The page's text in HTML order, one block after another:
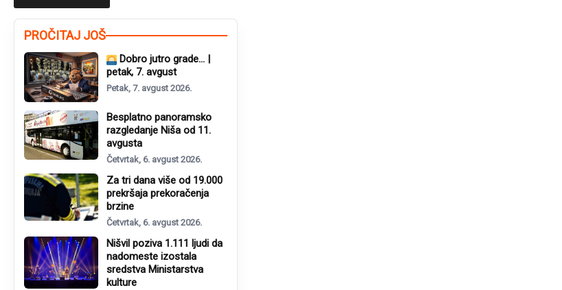
PROČITAJ JOŠ
Dobro jutro grade… |
petak, 7. avgust
Petak, 7. avgust 2026.
Besplatno panoramsko
razgledanje Niša od 11.
avgusta
Četvrtak, 6. avgust 2026.
Za tri dana više od 19.000
prekršaja prekoračenja
brzine
Četvrtak, 6. avgust 2026.
Nišvil poziva 1.111 ljudi da
nadomeste izostala
sredstva Ministarstva
kulture